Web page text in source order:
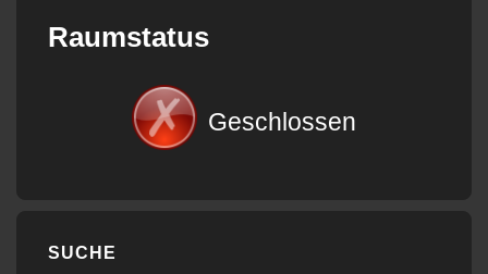
Raumstatus
Geschlossen
SUCHE